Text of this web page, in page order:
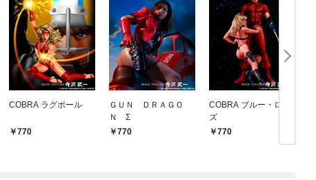
COBRA ラグボール
770
ＧＵＮ ＤＲＡＧＯ
Ｎ Σ
770
COBRA ブルー・ロー
ズ
770